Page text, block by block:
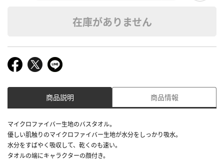
在庫がありません
商品説明 商品情報
マイクロファイバー生地のバスタオル。
優しい肌触りのマイクロファイバー生地が水分をしっかり吸水。
水分をすばやく吸収して、乾くのも速い。
タオルの端にキャラクターの顔付き。